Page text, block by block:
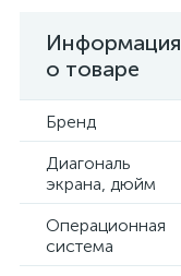
Информация
о товаре
Бренд
Диагональ
экрана, дюйм
Операционная
система